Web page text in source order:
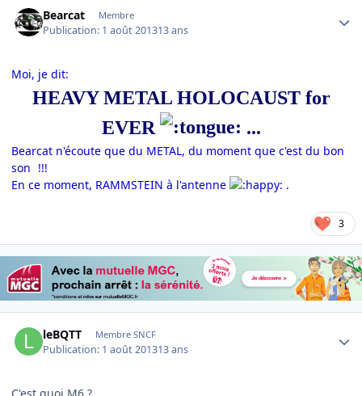
Bearcat Membre
Publication: 1 août 201313 ans
Moi, je dit:
HEAVY METAL HOLOCAUST for
EVER
...
Bearcat n'écoute que du METAL, du moment que c'est du bon
son !!!
En ce moment, RAMMSTEIN à l'antenne
.
3
leBQTT Membre SNCF
Publication: 1 août 201313 ans
C'est quoi M6 ?